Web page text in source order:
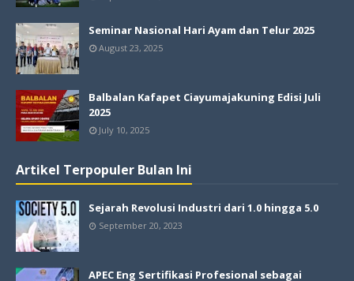
Seminar Nasional Hari Ayam dan Telur 2025
August 23, 2025
Balbalan Kafapet Ciayumajakuning Edisi Juli
2025
July 10, 2025
Artikel Terpopuler Bulan Ini
Sejarah Revolusi Industri dari 1.0 hingga 5.0
September 20, 2023
APEC Eng Sertifikasi Profesional sebagai